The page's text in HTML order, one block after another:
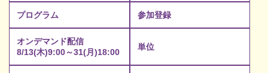
プログラム 参加登録
オンデマンド配信
8/13(木)9:00～31(月)18:00
単位